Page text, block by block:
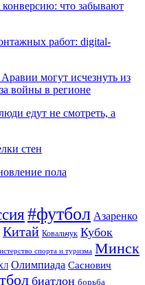
что забывают
работ: digital-
могут исчезнуть из
войны в регионе
едут не смотреть, а
стен
пола
#футбол Азаренко
Китай Ковальчук Кубок
спорта и туризма Минск
Олимпиада Саснович
биатлон борьба